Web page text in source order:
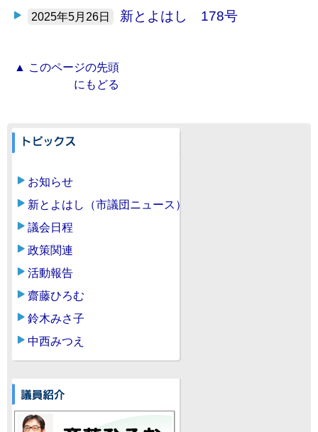
2025年5月26日 新とよはし 178号
▲ このページの先頭
にもどる
お知らせ
新とよはし（市議団ニュース）
議会日程
政策関連
活動報告
齋藤ひろむ
鈴木みさ子
中西みつえ